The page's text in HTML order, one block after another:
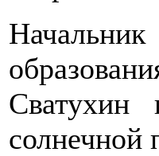
Сватухин
солнечной